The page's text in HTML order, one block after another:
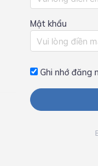
Mật khẩu
Ghi nhớ đăng